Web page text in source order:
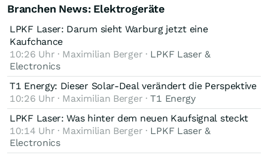
folgen.
für 2025, die Veröffentlichung der detaillierten Ergebnisse und
eine Analystenkonferenz sind für den 26. Februar geplant.
Neben den Finanzkennzahlen wird der Markt den Fortschritt
bei der Integration von ACSM beobachten, die die operative
Schlagkraft im Bereich der Meeresinfrastruktur unmittelbar
stärken soll. Die ordentliche Hauptversammlung findet am 16.
Quelle: https://www.aktiencheck.de/news/Artikel-
Prysmian_Aktie_Strategischer_Ausbau-19427203
Branchen News: Elektrogeräte
LPKF Laser: Darum sieht Warburg jetzt eine
Kaufchance
10:26 Uhr · Maximilian Berger · LPKF Laser &
Electronics
T1 Energy: Dieser Solar-Deal verändert die Perspektive
10:26 Uhr · Maximilian Berger ·T1 Energy
LPKF Laser: Was hinter dem neuen Kaufsignal steckt
10:14 Uhr · Maximilian Berger · LPKF Laser &
Electronics